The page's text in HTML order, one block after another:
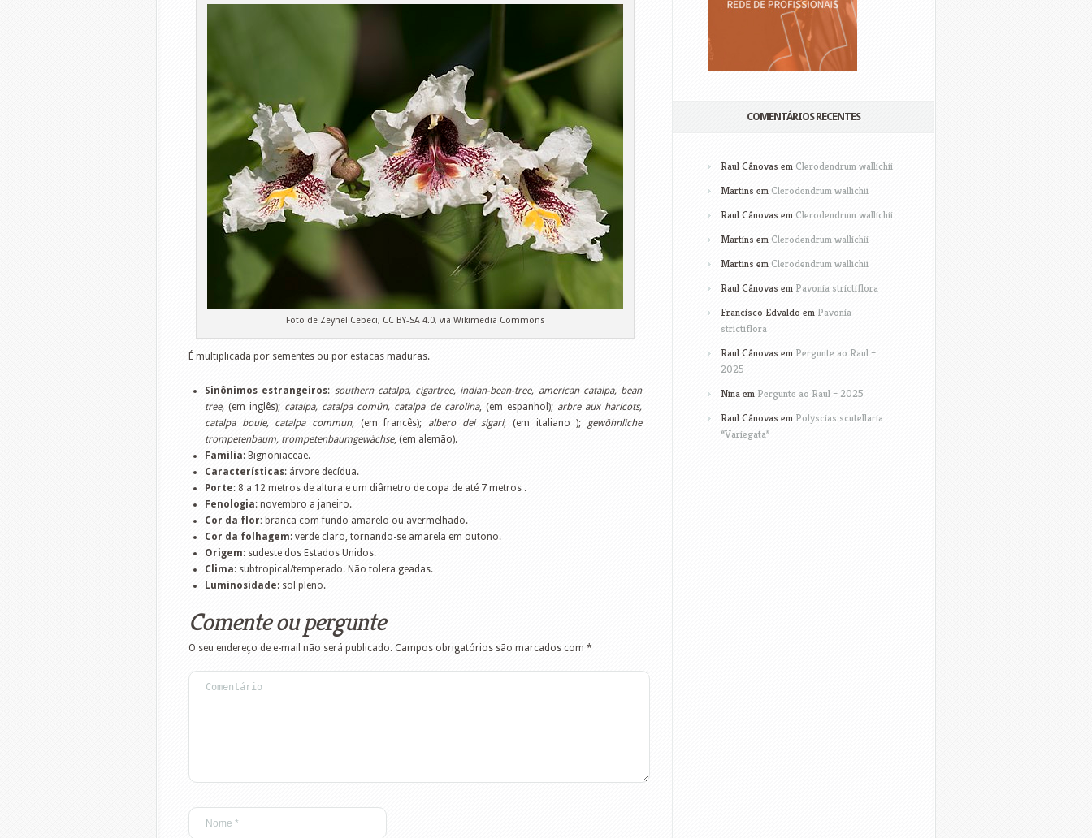
Foto de Zeynel Cebeci, CC BY-SA 4.0, via Wikimedia Commons
É multiplicada por sementes ou por estacas maduras.
Sinônimos estrangeiros: southern catalpa, cigartree, indian-bean-tree, american catalpa, bean
tree,(em inglês); catalpa, catalpa común, catalpa de carolina, (em espanhol); arbre aux haricots,
catalpa boule, catalpa commun, (em francês); albero dei sigari, (em italiano ); gewöhnliche
trompetenbaum, trompetenbaumgewächse, (em alemão).
Família: Bignoniaceae.
Características: árvore decídua.
Porte: 8 a 12 metros de altura e um diâmetro de copa de até 7 metros .
Fenologia: novembro a janeiro.
Cor da flor: branca com fundo amarelo ou avermelhado.
Cor da folhagem: verde claro, tornando-se amarela em outono.
Origem: sudeste dos Estados Unidos.
Clima: subtropical/temperado. Não tolera geadas.
Luminosidade: sol pleno.
Comente ou pergunte
O seu endereço de e-mail não será publicado. Campos obrigatórios são marcados com *
COMENTÁRIOS RECENTES
Raul Cânovas em Clerodendrum wallichii
Martins em Clerodendrum wallichii
Raul Cânovas em Clerodendrum wallichii
Martins em Clerodendrum wallichii
Martins em Clerodendrum wallichii
Raul Cânovas em Pavonia strictiflora
Francisco Edvaldo em Pavonia
strictiflora
Raul Cânovas em Pergunte ao Raul –
2025
Ninaem Pergunte ao Raul – 2025
Raul Cânovas em Polyscias scutellaria
“Variegata”